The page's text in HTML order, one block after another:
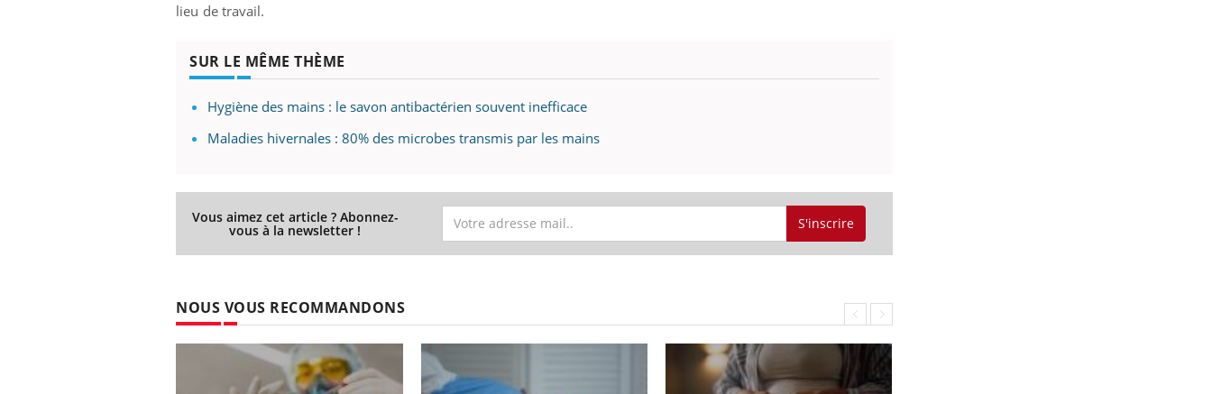
lieu de travail.
SUR LE MÊME THÈME
Hygiène des mains : le savon antibactérien souvent inefficace
Maladies hivernales : 80% des microbes transmis par les mains
Vous aimez cet article ? Abonnez-
vous à la newsletter ! S'inscrire
NOUS VOUS RECOMMANDONS